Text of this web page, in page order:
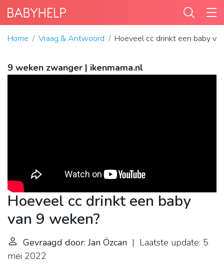
Home Vraag & Antwoord Hoeveel cc drinkt een baby
9 weken zwanger | ikenmama.nl
Hoeveel cc drinkt een baby
van 9 weken?
Gevraagd door: Jan Özcan | Laatste update: 5
mei 2022